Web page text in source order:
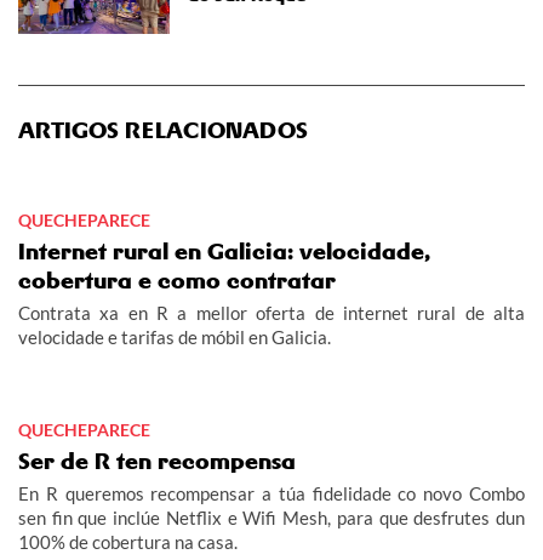
ARTIGOS RELACIONADOS
QUECHEPARECE
Internet rural en Galicia: velocidade,
cobertura e como contratar
Contrata xa en R a mellor oferta de internet rural de alta
velocidade e tarifas de móbil en Galicia.
QUECHEPARECE
Ser de R ten recompensa
En R queremos recompensar a túa fidelidade co novo Combo
sen fin que inclúe Netflix e Wifi Mesh, para que desfrutes dun
100% de cobertura na casa.